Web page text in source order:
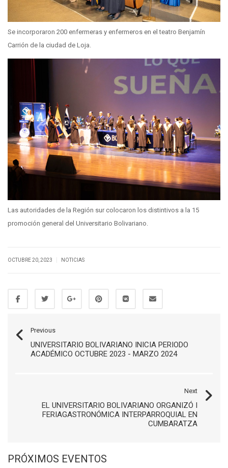
Se incorporaron 200 enfermeras y enfermeros en el teatro Benjamín
Carrión de la ciudad de Loja.
Las autoridades de la Región sur colocaron los distintivos a la 15
promoción general del Universitario Bolivariano.
OCTUBRE 20, 2023 NOTICIAS
Previous
UNIVERSITARIO BOLIVARIANO INICIA PERIODO
ACADÉMICO OCTUBRE 2023 - MARZO 2024
Next
EL UNIVERSITARIO BOLIVARIANO ORGANIZÓ I
FERIAGASTRONÓMICA INTERPARROQUIAL EN
CUMBARATZA
PRÓXIMOS EVENTOS